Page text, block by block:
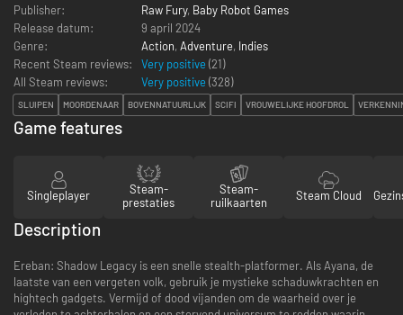
Publisher:
Raw Fury, Baby Robot Games
Release datum:
9 april 2024
Genre:
Action, Adventure, Indies
Recent Steam reviews:
Very positive (21)
All Steam reviews:
Very positive (328)
SLUIPEN MOORDENAAR BOVENNATUURLIJK SCIFI VROUWELIJKE HOOFDROL
Game features
Singleplayer
Steam-
prestaties
Steam-
ruilkaarten
Steam Cloud
Description
Ereban: Shadow Legacy is een snelle stealth-platformer. Als Ayana, de
laatste van een vergeten volk, gebruik je mystieke schaduwkrachten en
hightech gadgets. Vermijd of dood vijanden om de waarheid over je